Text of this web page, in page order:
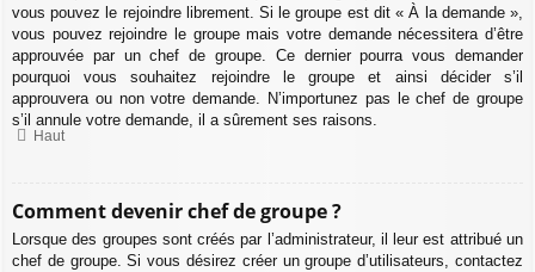
vous pouvez le rejoindre librement. Si le groupe est dit « À la demande »,
vous pouvez rejoindre le groupe mais votre demande nécessitera d’être
approuvée par un chef de groupe. Ce dernier pourra vous demander
pourquoi vous souhaitez rejoindre le groupe et ainsi décider s’il
approuvera ou non votre demande. N’importunez pas le chef de groupe
s’il annule votre demande, il a sûrement ses raisons.
Haut
Comment devenir chef de groupe ?
Lorsque des groupes sont créés par l’administrateur, il leur est attribué un
chef de groupe. Si vous désirez créer un groupe d’utilisateurs, contactez